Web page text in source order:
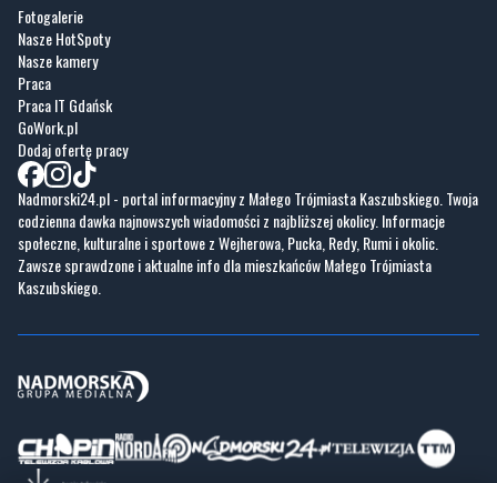
Fotogalerie
Nasze HotSpoty
Nasze kamery
Praca
Praca IT Gdańsk
GoWork.pl
Dodaj ofertę pracy
Nadmorski24.pl - portal informacyjny z Małego Trójmiasta Kaszubskiego. Twoja
codzienna dawka najnowszych wiadomości z najbliższej okolicy. Informacje
społeczne, kulturalne i sportowe z Wejherowa, Pucka, Redy, Rumi i okolic.
Zawsze sprawdzone i aktualne info dla mieszkańców Małego Trójmiasta
Kaszubskiego.